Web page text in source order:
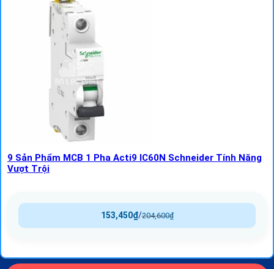
9 Sản Phẩm MCB 1 Pha Acti9 IC60N Schneider Tính Năng
Vượt Trội
204,600₫
/
153,450₫